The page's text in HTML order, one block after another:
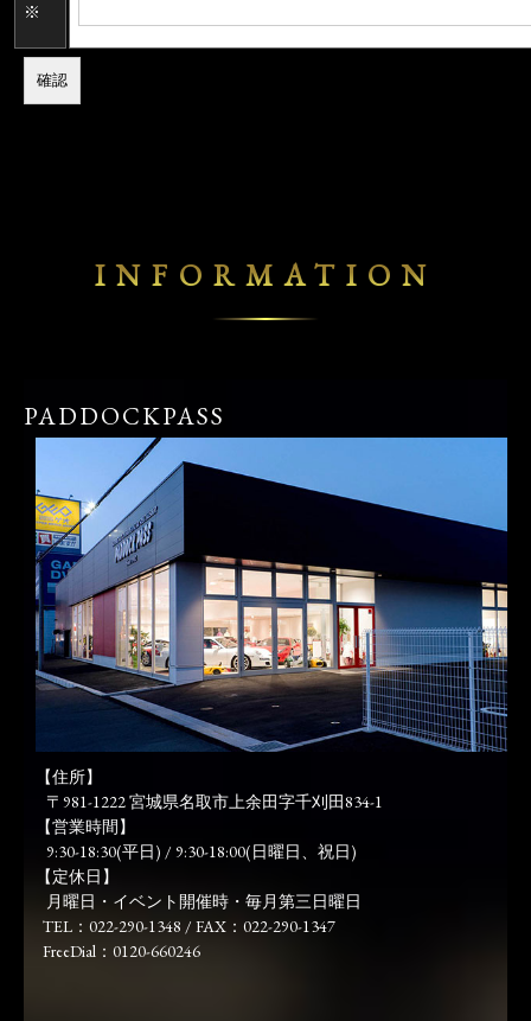
※
INFORMATION
PADDOCKPASS
【住所】
〒981-1222 宮城県名取市上余田字千刈田834-1
【営業時間】
9:30-18:30(平日) / 9:30-18:00(日曜日、祝日)
【定休日】
月曜日・イベント開催時・毎月第三日曜日
TEL：022-290-1348 / FAX：022-290-1347
FreeDial：0120-660246